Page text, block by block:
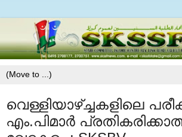
വെള്ളിയാഴ്ച്ചകളിലെ
എം.പിമാര്‍